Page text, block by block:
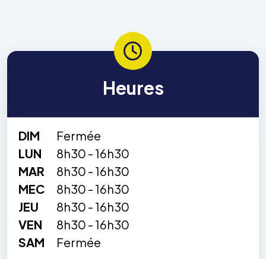
Heures
DIM
Fermée
LUN
8h30 - 16h30
MAR
8h30 - 16h30
MEC
8h30 - 16h30
JEU
8h30 - 16h30
VEN
8h30 - 16h30
SAM
Fermée